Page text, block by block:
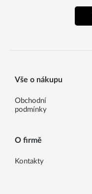
Vše o nákupu
Obchodní
podmínky
O firmě
Kontakty